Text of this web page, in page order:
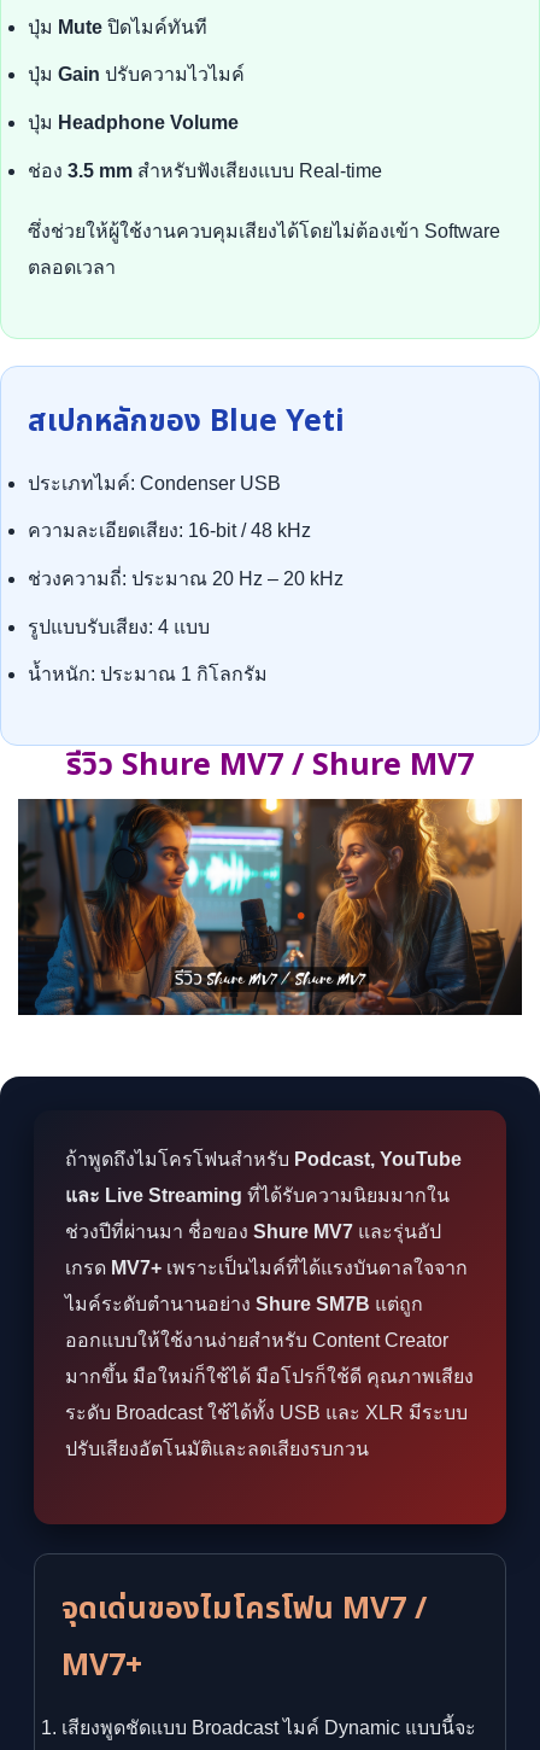
ปุ่ม Mute ปิดไมค์ทันที
ปุ่ม Gain ปรับความไวไมค์
ปุ่ม Headphone Volume
ช่อง 3.5 mm สำหรับฟังเสียงแบบ Real-time
ซึ่งช่วยให้ผู้ใช้งานควบคุมเสียงได้โดยไม่ต้องเข้า Software
ตลอดเวลา
สเปกหลักของ Blue Yeti
ประเภทไมค์: Condenser USB
ความละเอียดเสียง: 16-bit / 48 kHz
ช่วงความถี่: ประมาณ 20 Hz – 20 kHz
รูปแบบรับเสียง: 4 แบบ
น้ำหนัก: ประมาณ 1 กิโลกรัม
รีวิว Shure MV7 / Shure MV7
ถ้าพูดถึงไมโครโฟนสำหรับ Podcast, YouTube
และ Live Streaming ที่ได้รับความนิยมมากใน
ช่วงปีที่ผ่านมา ชื่อของ Shure MV7 และรุ่นอัป
เกรด MV7+ เพราะเป็นไมค์ที่ได้แรงบันดาลใจจาก
ไมค์ระดับตำนานอย่าง Shure SM7B แต่ถูก
ออกแบบให้ใช้งานง่ายสำหรับ Content Creator
มากขึ้น มือใหม่ก็ใช้ได้ มือโปรก็ใช้ดี คุณภาพเสียง
ระดับ Broadcast ใช้ได้ทั้ง USB และ XLR มีระบบ
ปรับเสียงอัตโนมัติและลดเสียงรบกวน
จุดเด่นของไมโครโฟน MV7 /
MV7+
เสียงพูดชัดแบบ Broadcast ไมค์ Dynamic แบบนี้จะ